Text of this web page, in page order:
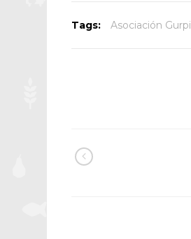
Tags: Asociación